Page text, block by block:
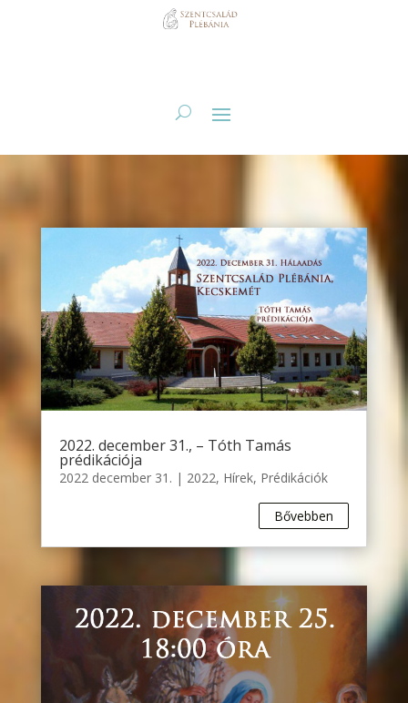
2022. december 31., – Tóth Tamás
prédikációja
2022 december 31. | 2022, Hírek, Prédikációk
Bővebben